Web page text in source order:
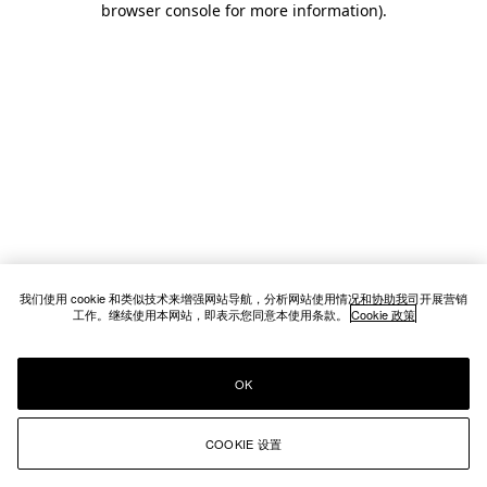
browser console for more information).
我们使用 cookie 和类似技术来增强网站导航，分析网站使用情况和协助我司开展营销
工作。继续使用本网站，即表示您同意本使用条款。 Cookie 政策
COOKIE 设置
OK